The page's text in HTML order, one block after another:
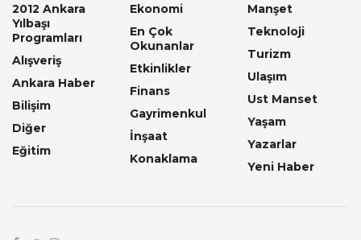
2012 Ankara
Yılbaşı
Programları
Alışveriş
Ankara Haber
Bilişim
Diğer
Eğitim
Ekonomi
En Çok
Okunanlar
Etkinlikler
Finans
Gayrimenkul
İnşaat
Konaklama
Manşet
Teknoloji
Turizm
Ulaşım
Ust Manset
Yaşam
Yazarlar
Yeni Haber